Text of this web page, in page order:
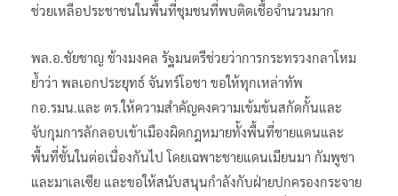
ช่วยเหลือประชาชนในพื้นที่ชุมชนที่พบติดเชื้อจำนวนมาก
พล.อ.ชัยชาญ ช้างมงคล รัฐมนตรีช่วยว่าการกระทรวงกลาโหม
ย้ำว่า พลเอกประยุทธ์ จันทร์โอชา ขอให้ทุกเหล่าทัพ
กอ.รมน.และ ตร.ให้ความสำคัญคงความเข้มข้นสกัดกั้นและ
จับกุมการลักลอบเข้าเมืองผิดกฎหมายทั้งพื้นที่ชายแดนและ
พื้นที่ชั้นในต่อเนื่องกันไป โดยเฉพาะชายแดนเมียนมา กัมพูชา
และมาเลเซีย และขอให้สนับสนุนกำลังกับฝ่ายปกครองกระจาย